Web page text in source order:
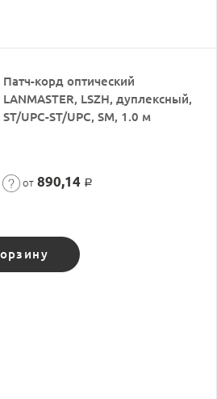
Патч-корд оптический
LANMASTER, LSZH, дуплексный,
ST/UPC-ST/UPC, SM, 1.0 м
от 890,14 Р